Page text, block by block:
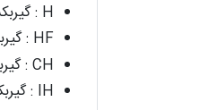
H : گیربکس هلیکال پایه دار با پوسته چدن
HF : گیربکس هلیکال با پوسته چدن و خروجی فلنج
CH : گیربکس هلیکال پایه دار با پوسته چدن و کوپل مستقیم با الکتروموتور (گیرموتور)
IH : گیربکس هلیکال پایه دار با پوسته چدن و ورودی شافت